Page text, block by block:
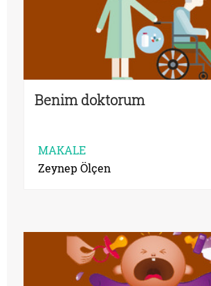
Benim doktorum
MAKALE
Zeynep Ölçen